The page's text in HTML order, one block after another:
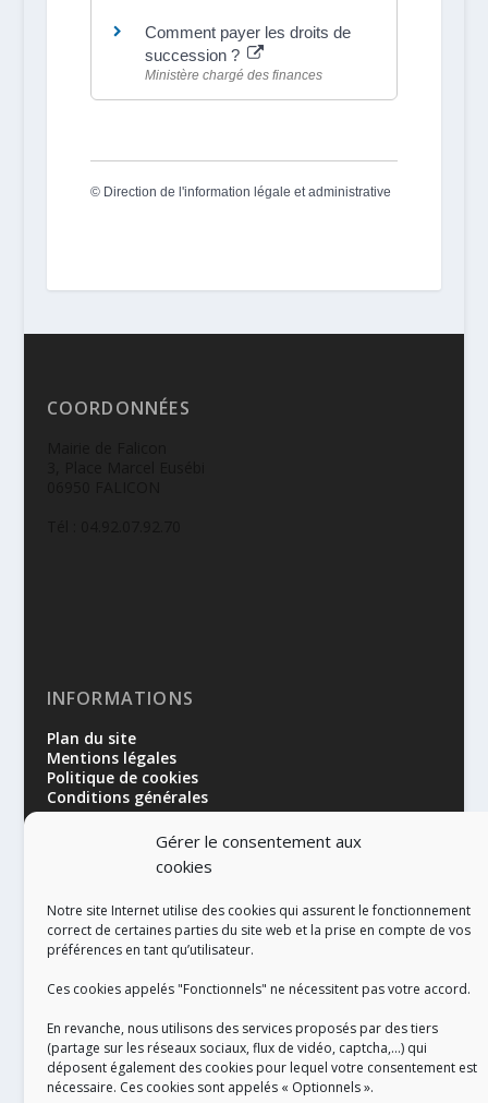
Gérer le consentement aux
cookies
Notre site Internet utilise des cookies qui assurent le fonctionnement
correct de certaines parties du site web et la prise en compte de vos
préférences en tant qu’utilisateur.
Ces cookies appelés "Fonctionnels" ne nécessitent pas votre accord.
En revanche, nous utilisons des services proposés par des tiers
(partage sur les réseaux sociaux, flux de vidéo, captcha,...) qui
déposent également des cookies pour lequel votre consentement est
nécessaire. Ces cookies sont appelés « Optionnels ».
Comment payer les droits de
succession ?
Ministère chargé des finances
© Direction de l'information légale et administrative
COORDONNÉES
INFORMATIONS
Plan du site
Mentions légales
Politique de cookies
Conditions générales